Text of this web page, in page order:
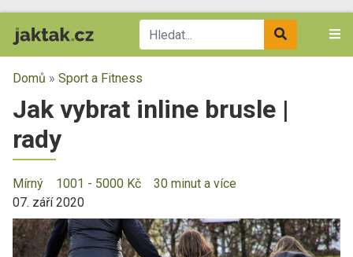
Domů » Sport a Fitness
Jak vybrat inline brusle |
rady
Mírný 1001 - 5000 Kč
30 minut a více
07. září 2020